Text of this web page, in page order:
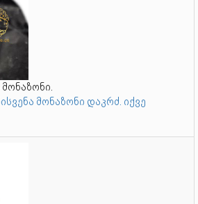
მონაზონი დაკრძ. იქვე